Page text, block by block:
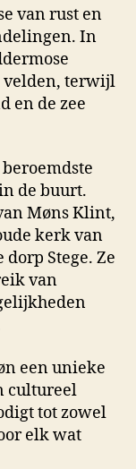
van rust en
In
velden, terwijl
en de zee
de buurt.
Møns Klint,
kerk van
Stege. Ze
van
een unieke
cultureel
tot zowel
elk wat